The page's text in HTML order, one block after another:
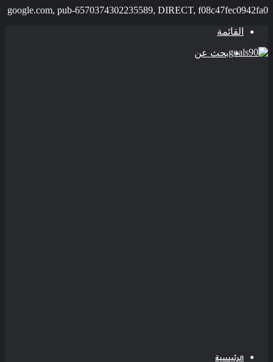
google.com, pub-6570374302235589, DIRECT,
القائمة
بحث عن
الرئيسية